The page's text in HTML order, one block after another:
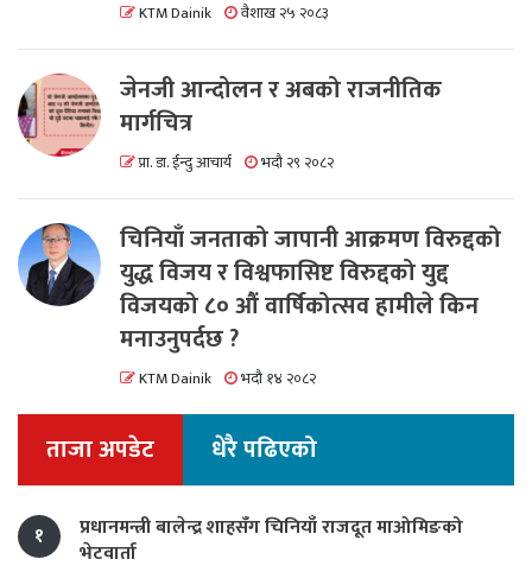
KTM Dainik वैशाख २५ २०८३
जेनजी आन्दोलन र अबको राजनीतिक
मार्गचित्र
प्रा. डा. ईन्दु आचार्य भदौ २९ २०८२
चिनियाँ जनताको जापानी आक्रमण विरुद्दको
युद्ध विजय र विश्वफासिष्ट विरुद्दको युद्द
विजयको ८० औं वार्षिकोत्सव हामीले किन
मनाउनुपर्दछ ?
KTM Dainik भदौ १४ २०८२
ताजा अपडेट धेरै पढिएको
१
प्रधानमन्त्री बालेन्द्र शाहसँग चिनियाँ राजदूत माओमिङको
भेटवार्ता